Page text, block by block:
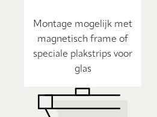
Montage mogelijk met
magnetisch frame of
speciale plakstrips voor
glas